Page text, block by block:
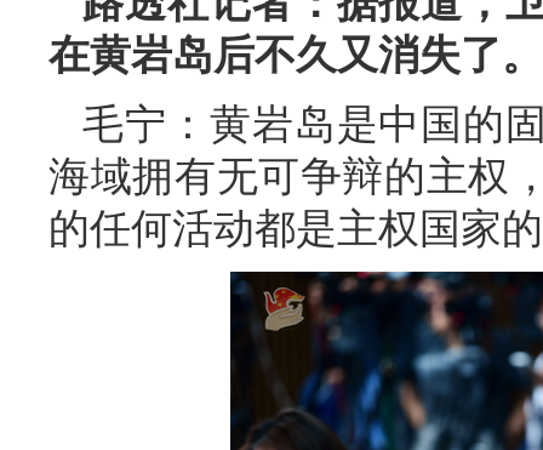
在黄岩岛后不久又消失了
毛宁：黄岩岛是中国的
海域拥有无可争辩的主权
的任何活动都是主权国家